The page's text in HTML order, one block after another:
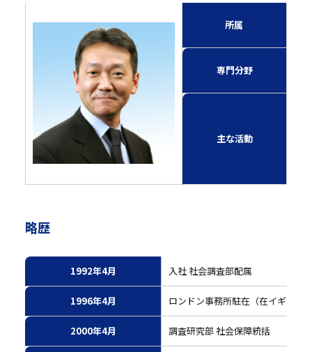
所属
専門分野
主な活動
略歴
1992年4月 入社 社会調査部配属
1996年4月 ロンドン事務所駐在（在イギリス4
2000年4月 調査研究部 社会保障統括